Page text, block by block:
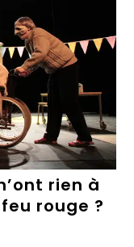
rien à
rouge ?